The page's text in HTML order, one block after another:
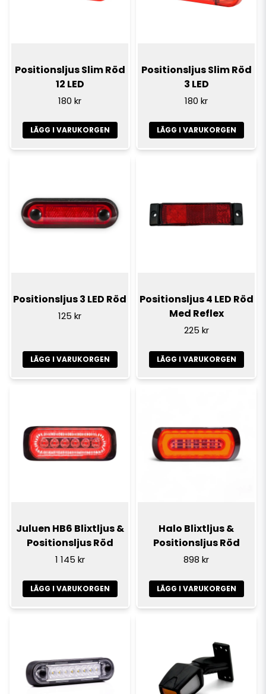
Positionsljus Slim Röd
12 LED
180 kr
LÄGG I VARUKORGEN
Positionsljus Slim Röd
3 LED
180 kr
LÄGG I VARUKORGEN
Positionsljus 3 LED Röd
125 kr
LÄGG I VARUKORGEN
Positionsljus 4 LED Röd
Med Reflex
225 kr
LÄGG I VARUKORGEN
Juluen HB6 Blixtljus &
Positionsljus Röd
1 145 kr
LÄGG I VARUKORGEN
Halo Blixtljus &
Positionsljus Röd
898 kr
LÄGG I VARUKORGEN